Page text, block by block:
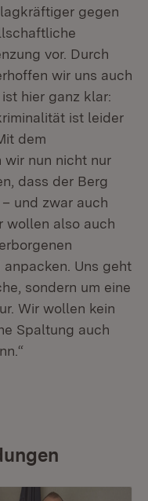
gegen
vor. Durch
wir uns auch
hier ganz klar:
ist leider
dem
wir nun nicht nur
dass der Berg
und zwar auch
wollen also auch
Uns geht
sondern um eine
Wir wollen kein
Spaltung auch